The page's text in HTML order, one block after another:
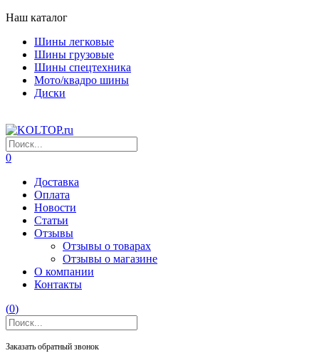
Наш каталог
Шины легковые
Шины грузовые
Шины спецтехника
Мото/квадро шины
Диски
0
Доставка
Оплата
Новости
Статьи
Отзывы
Отзывы о товарах
Отзывы о магазине
О компании
Контакты
(0)
Заказать обратный звонок